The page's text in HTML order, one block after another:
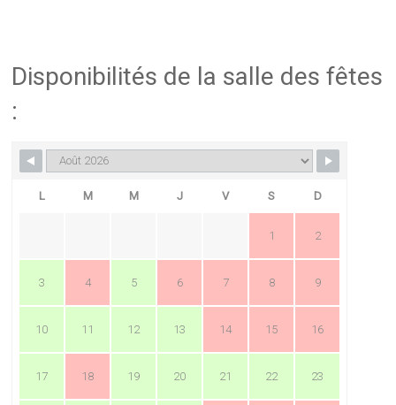
Disponibilités de la salle des fêtes
:
L M M J V S D
1 2
3 4 5 6 7 8 9
10 11 12 13 14 15 16
17 18 19 20 21 22 23